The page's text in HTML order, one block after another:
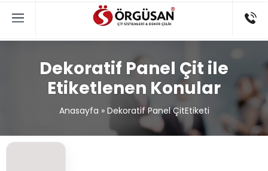
Dekoratif Panel Çit ile
Etiketlenen Konular
Anasayfa » Dekoratif Panel ÇitEtiketi